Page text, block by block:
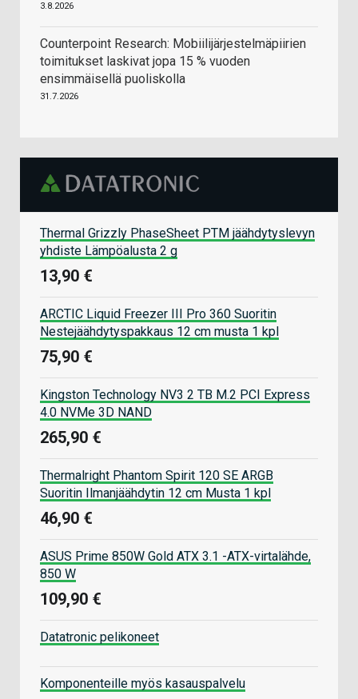
3.8.2026
Counterpoint Research: Mobiilijärjestelmäpiirien
toimitukset laskivat jopa 15 % vuoden
ensimmäisellä puoliskolla
31.7.2026
Thermal Grizzly PhaseSheet PTM jäähdytyslevyn
yhdiste Lämpöalusta 2 g
13,90 €
ARCTIC Liquid Freezer III Pro 360 Suoritin
Nestejäähdytyspakkaus 12 cm musta 1 kpl
75,90 €
Kingston Technology NV3 2 TB M.2 PCI Express
4.0 NVMe 3D NAND
265,90 €
Thermalright Phantom Spirit 120 SE ARGB
Suoritin Ilmanjäähdytin 12 cm Musta 1 kpl
46,90 €
ASUS Prime 850W Gold ATX 3.1 -ATX-virtalähde,
850 W
109,90 €
Datatronic pelikoneet
Komponenteille myös kasauspalvelu